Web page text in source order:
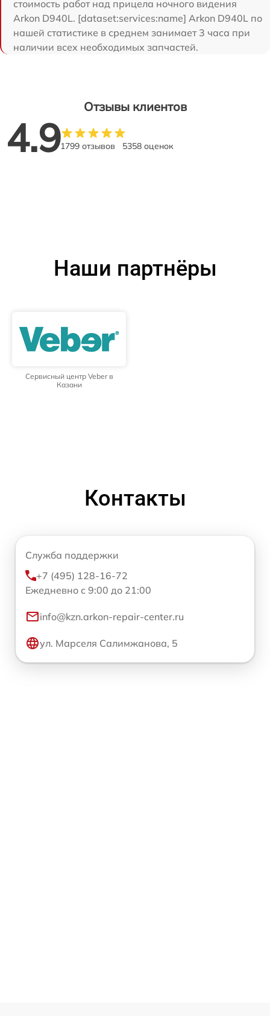
стоимость работ над прицела ночного видения
Arkon D940L. [dataset:services:name] Arkon D940L по
нашей статистике в среднем занимает 3 часа при
наличии всех необходимых запчастей.
Отзывы клиентов
4.91799 отзывов 5358 оценок
Наши партнёры
Сервисный центр Veber в
Казани
Контакты
Служба поддержки
+7 (495) 128-16-72
Ежедневно с 9:00 до 21:00
info@kzn.arkon-repair-center.ru
ул. Марселя Салимжанова, 5